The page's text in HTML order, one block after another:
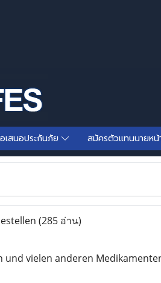
เสนอประกันภัย สมัครตัวแทนนายหน้
(285 อ่าน)
vielen anderen